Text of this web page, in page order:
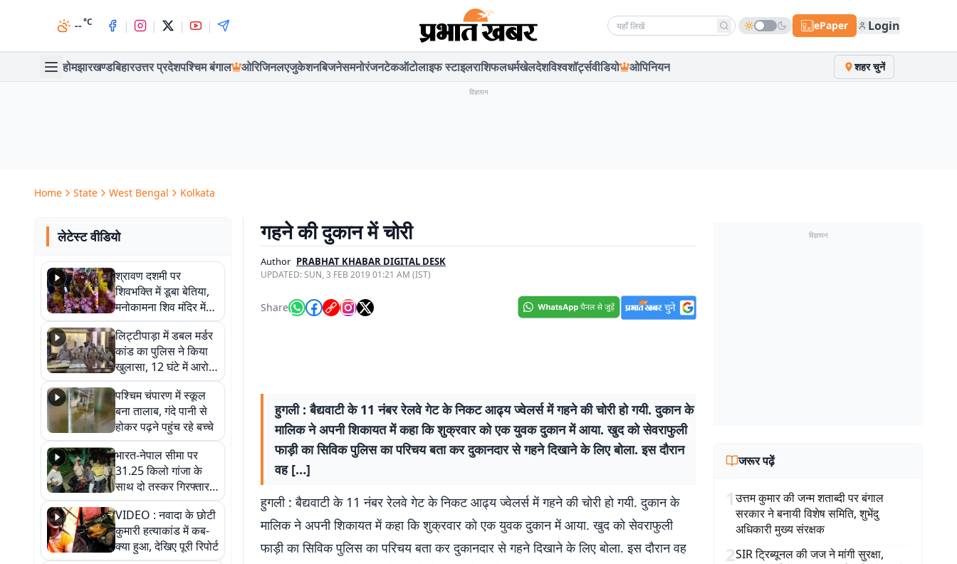
--°C | | | | Search news ePaper Login
होमझारखण्डबिहारउत्तर प्रदेशपश्चिम बंगाल ओरिजिनलएजुकेशनबिजनेसमनोरंजनटेकऑटोलाइफ स्टाइलराशिफलधर्मखेलदेशविश्वशॉर्ट्सवीडियो ओपिनियन शहर चुनें
विज्ञापन
Home State West Bengal Kolkata
लेटेस्ट वीडियो
श्रावण दशमी पर
शिवभक्ति में डूबा बेतिया,
मनोकामना शिव मंदिर में
हुआ भव्य श्रृंगार
लिट्टीपाड़ा में डबल मर्डर
कांड का पुलिस ने किया
खुलासा, 12 घंटे में आरोपी
गिरफ्तार
पश्चिम चंपारण में स्कूल
बना तालाब, गंदे पानी से
होकर पढ़ने पहुंच रहे बच्चे
भारत-नेपाल सीमा पर
31.25 किलो गांजा के
साथ दो तस्कर गिरफ्तार,
नेपाली नंबर की बाइक
जब्त
VIDEO : नवादा के छोटी
कुमारी हत्याकांड में कब-
क्या हुआ, देखिए पूरी रिपोर्ट
गहने की दुकान में चोरी
Author PRABHAT KHABAR DIGITAL DESK
UPDATED:SUN, 3 FEB 2019 01:21 AM (IST)
Share
हुगली : बैद्यवाटी के 11 नंबर रेलवे गेट के निकट आढ्य ज्वेलर्स में गहने की चोरी हो गयी. दुकान के
मालिक ने अपनी शिकायत में कहा कि शुक्रवार को एक युवक दुकान में आया. खुद को सेवराफुली
फाड़ी का सिविक पुलिस का परिचय बता कर दुकानदार से गहने दिखाने के लिए बोला. इस दौरान
वह […]
हुगली : बैद्यवाटी के 11 नंबर रेलवे गेट के निकट आढ्य ज्वेलर्स में गहने की चोरी हो गयी. दुकान के
मालिक ने अपनी शिकायत में कहा कि शुक्रवार को एक युवक दुकान में आया. खुद को सेवराफुली
फाड़ी का सिविक पुलिस का परिचय बता कर दुकानदार से गहने दिखाने के लिए बोला. इस दौरान वह
विज्ञापन
जरूर पढ़ें
1उत्तम कुमार की जन्म शताब्दी पर बंगाल
सरकार ने बनायी विशेष समिति, शुभेंदु
अधिकारी मुख्य संरक्षक
2SIR ट्रिब्यूनल की जज ने मांगी सुरक्षा,